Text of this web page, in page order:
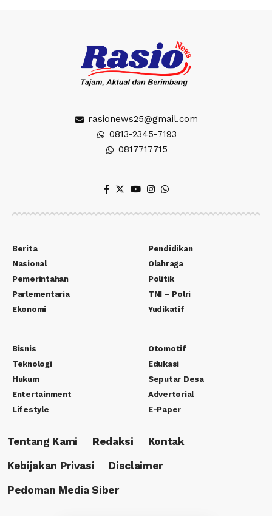
rasionews25@gmail.com
0813-2345-7193
0817717715
Berita
Nasional
Pemerintahan
Parlementaria
Ekonomi
Pendidikan
Olahraga
Politik
TNI – Polri
Yudikatif
Bisnis
Teknologi
Hukum
Entertainment
Lifestyle
Otomotif
Edukasi
Seputar Desa
Advertorial
E-Paper
Tentang Kami Redaksi
Kontak
Kebijakan Privasi
Disclaimer
Pedoman Media Siber